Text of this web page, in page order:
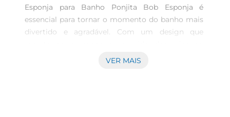
Esponja para Banho Ponjita Bob Esponja é
essencial para tornar o momento do banho mais
divertido e agradável. Com um design que
essa esponja proporciona uma experiência lúdica
VER MAIS